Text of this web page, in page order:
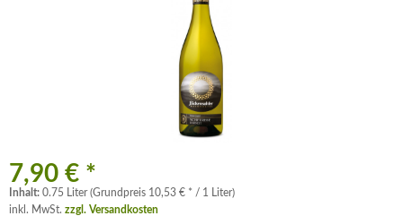
7,90 € *
Inhalt: 0.75 Liter (Grundpreis 10,53 € * / 1 Liter)
inkl. MwSt. zzgl. Versandkosten